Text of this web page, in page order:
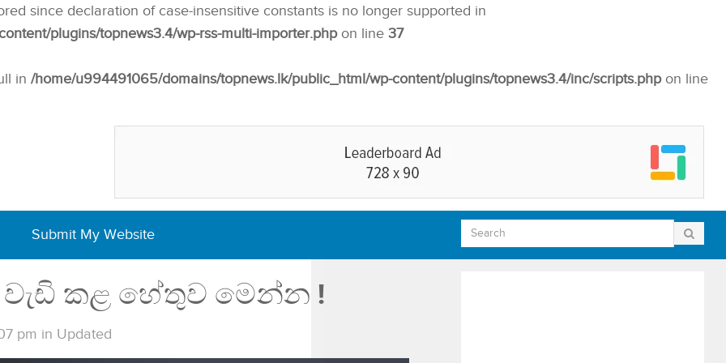
since declaration of case-insensitive constants is no longer supported in
plugins/topnews3.4/wp-rss-multi-importer.phpon line 37
in /home/u994491065/domains/topnews.lk/public_html/wp-content/plugins/topnews3.4/inc/scripts.phpon line
Submit My Website
වැඩි කළ හේතුව මෙන්න !
pm in Updated